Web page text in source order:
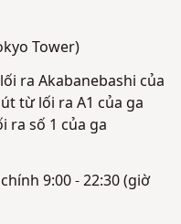
Tower)
ra Akabanebashi của
từ lối ra A1 của ga
ra số 1 của ga
9:00 - 22:30 (giờ